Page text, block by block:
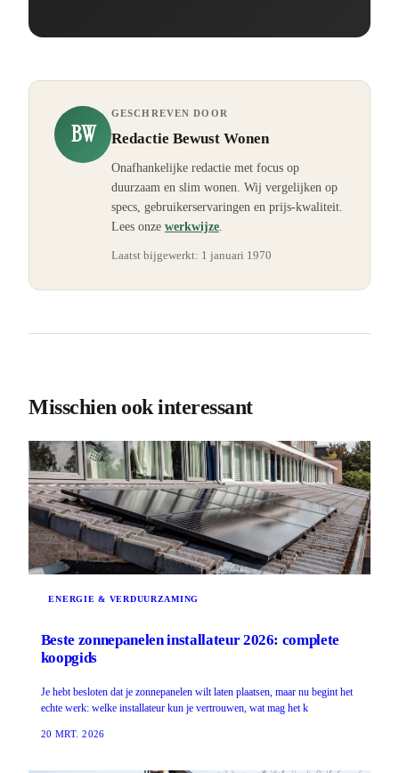
BW
GESCHREVEN DOOR
Redactie Bewust Wonen
Onafhankelijke redactie met focus op
duurzaam en slim wonen. Wij vergelijken op
specs, gebruikerservaringen en prijs-kwaliteit.
Lees onze werkwijze
Laatst bijgewerkt: 1 januari 1970
Misschien ook interessant
ENERGIE & VERDUURZAMING
Beste zonnepanelen installateur 2026: complete
koopgids
Je hebt besloten dat je zonnepanelen wilt laten plaatsen, maar nu begint het
echte werk: welke installateur kun je vertrouwen, wat mag het k
20 MRT. 2026